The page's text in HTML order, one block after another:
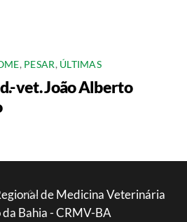
, PESAR, ÚLTIMAS
vet. João Alberto
Back
To
de Medicina Veterinária
da Bahia - CRMV-BA